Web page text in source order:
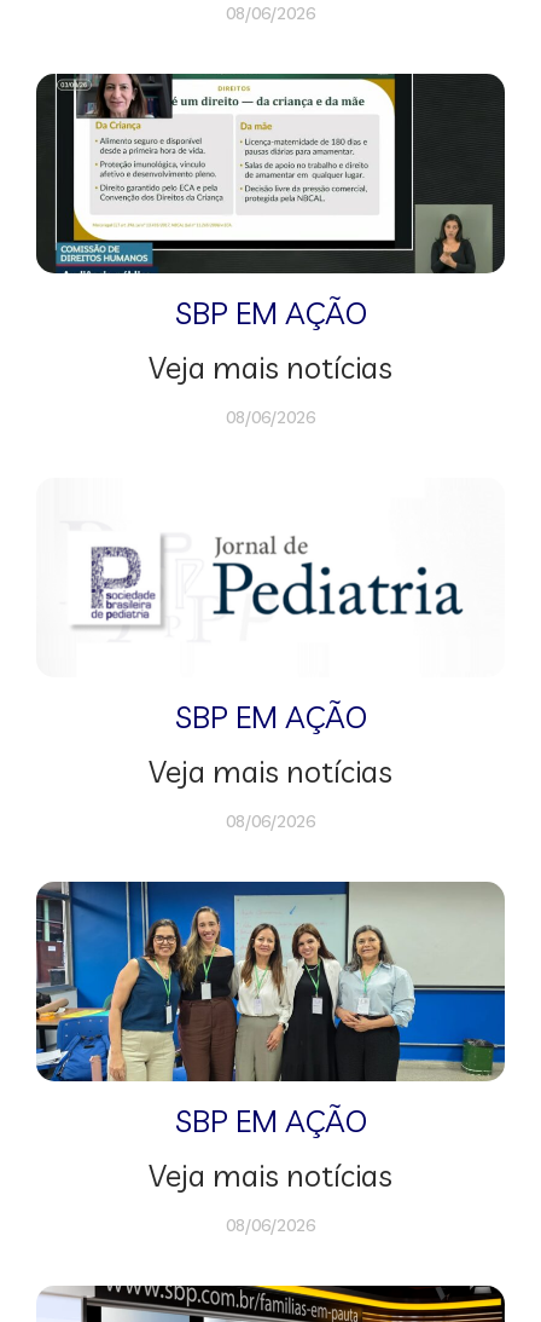
08/06/2026
SBP EM AÇÃO
Veja mais notícias
08/06/2026
SBP EM AÇÃO
Veja mais notícias
08/06/2026
SBP EM AÇÃO
Veja mais notícias
08/06/2026